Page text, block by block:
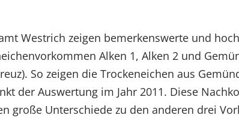
Westrich zeigen bemerkenswerte und
Alken 1, Alken 2 und
So zeigen die Trockeneichen aus
der Auswertung im Jahr 2011. Diese
große Unterschiede zu den anderen drei